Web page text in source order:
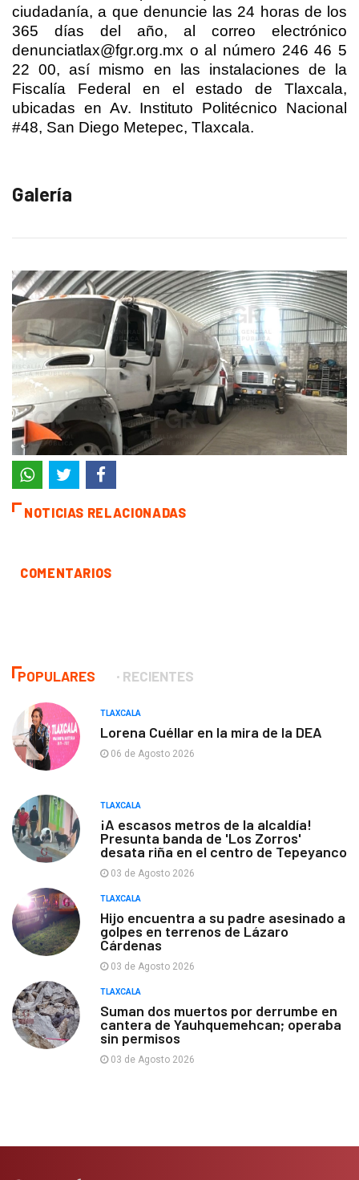
ciudadanía, a que denuncie las 24 horas de los
365 días del año, al correo electrónico
denunciatlax@fgr.org.mx o al número 246 46 5
22 00, así mismo en las instalaciones de la
Fiscalía Federal en el estado de Tlaxcala,
ubicadas en Av. Instituto Politécnico Nacional
#48, San Diego Metepec, Tlaxcala.
Galería
NOTICIAS RELACIONADAS
COMENTARIOS
POPULARES RECIENTES
TLAXCALA
Lorena Cuéllar en la mira de la DEA
06 de Agosto 2026
TLAXCALA
¡A escasos metros de la alcaldía!
Presunta banda de 'Los Zorros'
desata riña en el centro de Tepeyanco
03 de Agosto 2026
TLAXCALA
Hijo encuentra a su padre asesinado a
golpes en terrenos de Lázaro
Cárdenas
03 de Agosto 2026
TLAXCALA
Suman dos muertos por derrumbe en
cantera de Yauhquemehcan; operaba
sin permisos
03 de Agosto 2026